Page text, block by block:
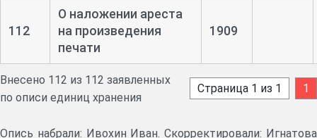
112
О наложении ареста
на произведения
печати
1909
Внесено 112 из 112 заявленных
по описи единиц хранения
Страница 1 из 1 1
Опись набрали: Ивохин Иван. Скорректировали: Игнатова